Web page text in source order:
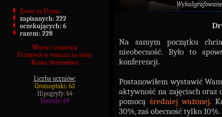
Zapisy na Ucznia
zapisanych: 222
oczekujących: 6
razem: 228
Wszyscy uczniowie
Uczniowie w podziale na domy
Kadra profesorska
Liczba uczniów:
Gromoptaki: 63
Hipogryfy: 64
Testrale: 69
Na samym początku
nieobecność. Było to
konferencji.
Postanowiłem wystawić
aktywność na zajęciach oraz
pomocąśredniej ważonej.
30%, zaś obecność tylko 10%.